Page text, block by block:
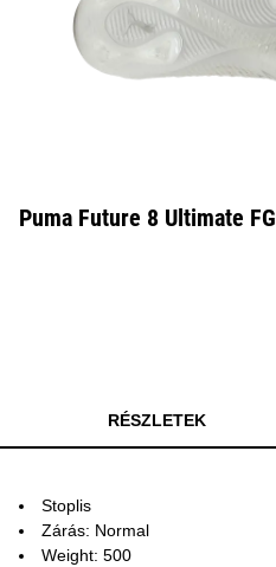
Puma Future 8 Ultimate FG
RÉSZLETEK
Stoplis
Zárás: Normal
Weight: 500